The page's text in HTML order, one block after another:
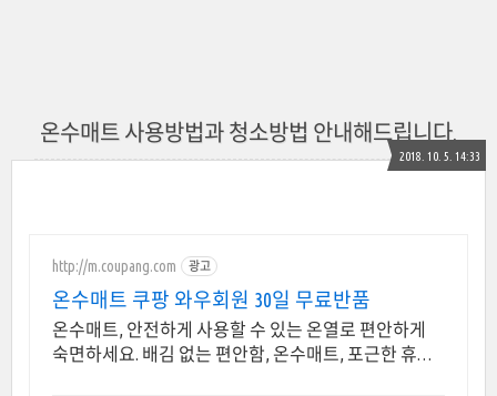
온수매트 사용방법과 청소방법 안내해드립니다.
2018. 10. 5. 14:33
http://m.coupang.com 광고
온수매트 쿠팡 와우회원 30일 무료반품
온수매트, 안전하게 사용할 수 있는 온열로 편안하게
숙면하세요. 배김 없는 편안함, 온수매트, 포근한 휴식